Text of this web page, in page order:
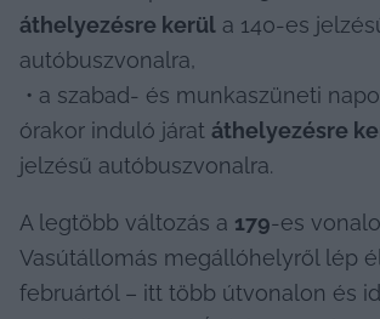
áthelyezésre kerül a 140-es
autóbuszvonalra,
• a szabad- és munkaszüneti
órakor induló járat áthelyezésre
jelzésű autóbuszvonalra.
A legtöbb változás a 179-es
Vasútállomás megállóhelyről lép
februártól – itt több útvonalon és